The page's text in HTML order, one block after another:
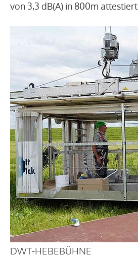
von 3,3 dB(A) in 800m attestiert.
DWT-HEBEBÜHNE